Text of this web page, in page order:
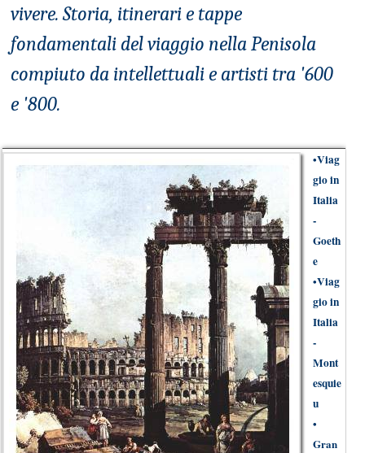
vivere. Storia, itinerari e tappe
fondamentali del viaggio nella Penisola
compiuto da intellettuali e artisti tra '600
e '800.
•Viag
gio in
Italia
-
Goeth
e
•Viag
gio in
Italia
-
Mont
esquie
u
•
Gran